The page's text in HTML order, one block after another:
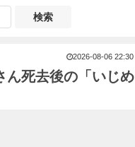
検索
ん死去後の「いじめ
2026-08-06 22:30